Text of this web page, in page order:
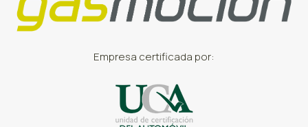
Empresa certificada por: